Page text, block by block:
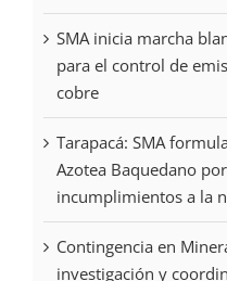
SMA inicia marcha
para el control de
cobre
Tarapacá: SMA
Azotea Baquedano
incumplimientos a la
Contingencia en
investigación y